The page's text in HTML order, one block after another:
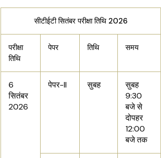
सीटीईटी सितंबर परीक्षा तिथि 2026
परीक्षा
तिथि
पेपर तिथि समय
6
सितंबर
2026
पेपर-II सुबह
सुबह
9:30
बजे से
दोपहर
12:00
बजे तक